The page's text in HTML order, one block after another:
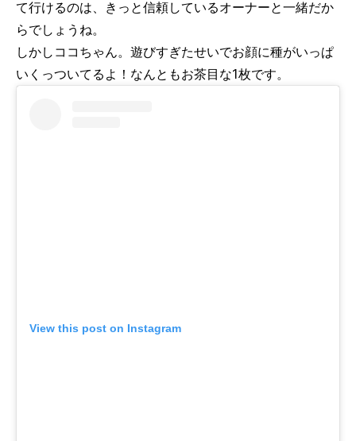
て行けるのは、きっと信頼しているオーナーと一緒だか
らでしょうね。
しかしココちゃん。遊びすぎたせいでお顔に種がいっぱ
いくっついてるよ！なんともお茶目な1枚です。
View this post on Instagram